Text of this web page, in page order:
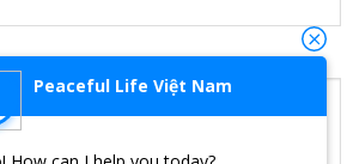
bắt buộc)
Peaceful Life Việt Nam